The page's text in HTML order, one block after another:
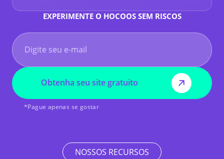
EXPERIMENTE O HOCOOS SEM RISCOS
Obtenha seu site gratuito
*Pague apenas se gostar
NOSSOS RECURSOS